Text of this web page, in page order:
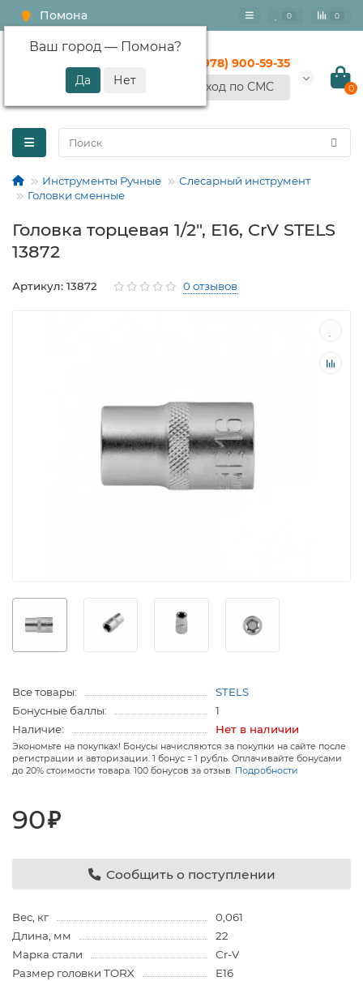
Помона
Ваш город — Помона?
0 0
+7 (978) 900-59-35
Вход по СМС
0
Инструменты Ручные
Слесарный инструмент
Головки сменные
Головка торцевая 1/2", Е16, CrV STELS
13872
Артикул: 13872 0 отзывов
Все товары:
STELS
Бонусные баллы:
1
Наличие:
Нет в наличии
Экономьте на покупках! Бонусы начисляются за покупки на сайте после
регистрации и авторизации. 1 бонус = 1 рубль. Оплачивайте бонусами
до 20% стоимости товара. 100 бонусов за отзыв. Подробности
90₽
Сообщить о поступлении
Вес, кг
0,061
Длина, мм
22
Марка стали
Cr-V
Размер головки TORX
Е16